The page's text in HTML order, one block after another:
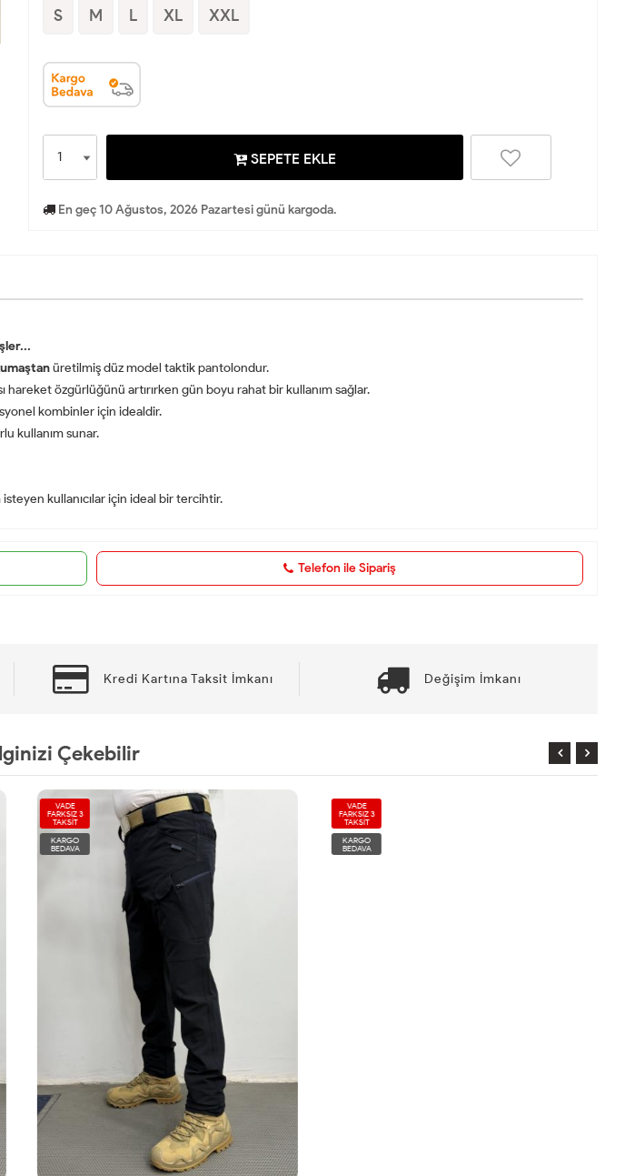
S M L XL XXL
SEPETE EKLE
En geç 10 Ağustos, 2026 Pazartesi günü kargoda.
üretilmiş düz model taktik pantolondur.
hareket özgürlüğünü artırırken gün boyu rahat bir kullanım sağlar.
kombinler için idealdir.
kullanım sunar.
kullanıcılar için ideal bir tercihtir.
Telefon ile Sipariş
Kredi Kartına Taksit İmkanı Değişim İmkanı
Çekebilir
VADE
FARKSIZ 3
TAKSİT
KARGO
BEDAVA
VADE
FARKSIZ 3
TAKSİT
KARGO
BEDAVA